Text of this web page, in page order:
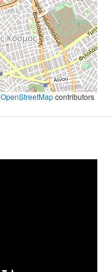
OpenStreetMapcontributors